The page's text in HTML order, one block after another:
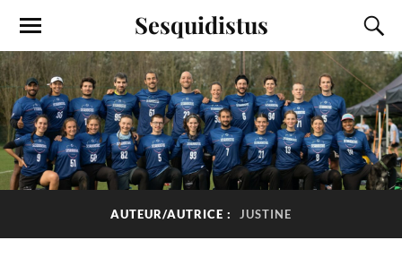
Sesquidistus
AUTEUR/AUTRICE : JUSTINE